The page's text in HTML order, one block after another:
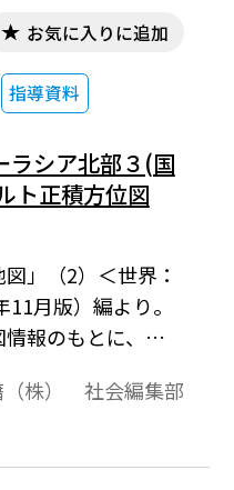
指導資料
お気に入りに追加
ラシア北部３(国
ト正積方位図
」（2）＜世界：
月版）編より。
報のもとに、高
成などで，自由に
（株） 社会編集部